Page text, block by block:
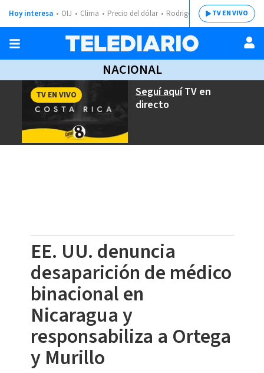
Hoy interesa OIJ Clima Precio del dólar Rodrigo ChavesTV EN VIVO
NACIONAL
Seguí aquíTV en
directo
TV EN VIVO
EE. UU. denuncia
desaparición de médico
binacional en
Nicaragua y
responsabiliza a Ortega
y Murillo